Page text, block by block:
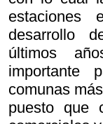
estaciones
desarrollo
últimos
comunas
puesto que